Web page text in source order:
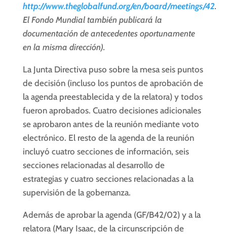
http://www.theglobalfund.org/en/board/meetings/42.
El Fondo Mundial también publicará la
documentación de antecedentes oportunamente
en la misma dirección).
La Junta Directiva puso sobre la mesa seis puntos
de decisión (incluso los puntos de aprobación de
la agenda preestablecida y de la relatora) y todos
fueron aprobados. Cuatro decisiones adicionales
se aprobaron antes de la reunión mediante voto
electrónico. El resto de la agenda de la reunión
incluyó cuatro secciones de información, seis
secciones relacionadas al desarrollo de
estrategias y cuatro secciones relacionadas a la
supervisión de la gobernanza.
Además de aprobar la agenda (GF/B42/02) y a la
relatora (Mary Isaac, de la circunscripción de